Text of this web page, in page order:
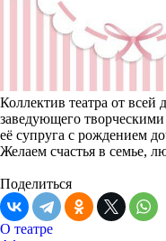
Коллектив театра от всей
заведующего
её супруга с рождением
Желаем счастья в семье,
Поделиться
О театре